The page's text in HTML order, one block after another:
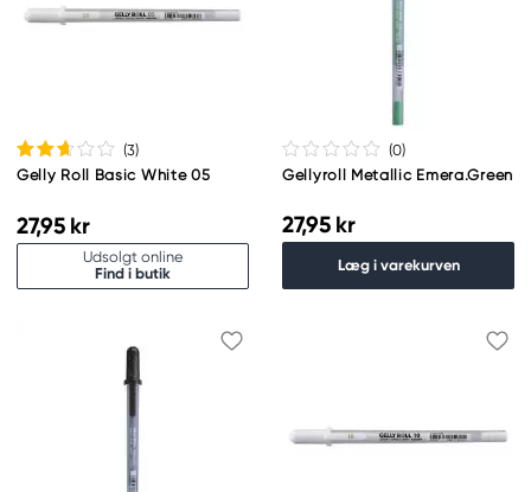
(3)
Gelly Roll Basic White 05
27,95 kr
Udsolgt online
Find i butik
(0)
Gellyroll Metallic Emera.Green
27,95 kr
Læg i varekurven